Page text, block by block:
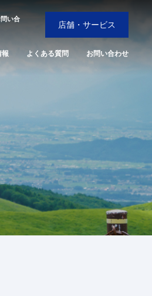
い合
店舗・サービス
報 よくある質問 お問い合わせ